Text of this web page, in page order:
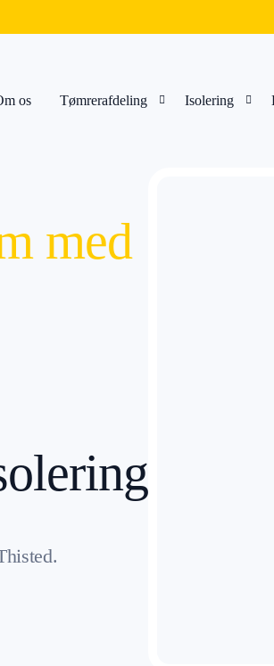
os Tømrerafdeling
Facadebeklædning
Isolering
med